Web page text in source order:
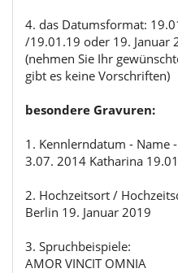
4. das Datumsformat:
/19.01.19 oder 19. Januar
(nehmen Sie Ihr
gibt es keine Vorschriften)
besondere Gravuren:
1. Kennlerndatum - Name
3.07. 2014 Katharina
2. Hochzeitsort /
Berlin 19. Januar 2019
3. Spruchbeispiele:
AMOR VINCIT OMNIA